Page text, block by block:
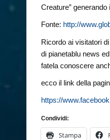
Creature”
Fonte: http://
Ricordo ai visitatori
di pianetablu news
fatela conoscere
ecco il link della
https://
Condividi:
Stampa